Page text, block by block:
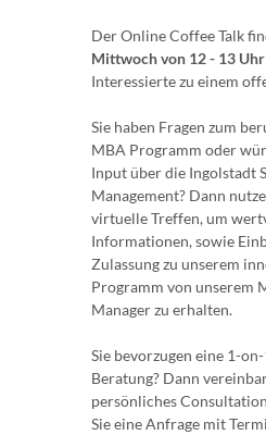
Der Online Coffee Talk
Mittwoch von 12 - 13 Uhr
Interessierte zu einem
Sie haben Fragen zum
MBA Programm oder
Input über die Ingolstadt
Management? Dann
virtuelle Treffen, um
Informationen, sowie
Zulassung zu unserem
Programm von unserem
Manager zu erhalten.
Sie bevorzugen eine 1-
Beratung? Dann
persönliches
Sie eine Anfrage mit